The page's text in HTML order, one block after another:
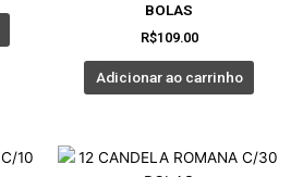
BOLAS
R$109.00
Adicionar ao carrinho